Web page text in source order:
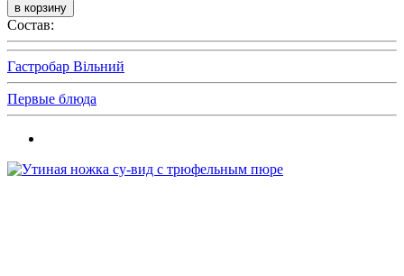
Состав:
Гастробар Вільний
Первые блюда